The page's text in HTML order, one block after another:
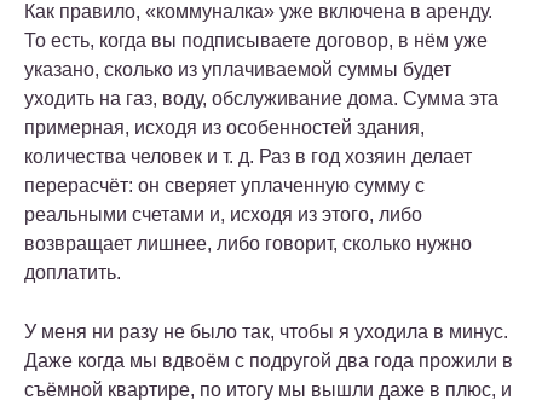
Как правило, «коммуналка» уже включена в аренду.
То есть, когда вы подписываете договор, в нём уже
указано, сколько из уплачиваемой суммы будет
уходить на газ, воду, обслуживание дома. Сумма эта
примерная, исходя из особенностей здания,
количества человек и т. д. Раз в год хозяин делает
перерасчёт: он сверяет уплаченную сумму с
реальными счетами и, исходя из этого, либо
возвращает лишнее, либо говорит, сколько нужно
доплатить.
У меня ни разу не было так, чтобы я уходила в минус.
Даже когда мы вдвоём с подругой два года прожили в
съёмной квартире, по итогу мы вышли даже в плюс, и